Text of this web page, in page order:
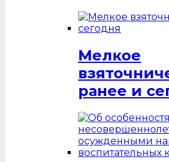
Мелкое
ранее и